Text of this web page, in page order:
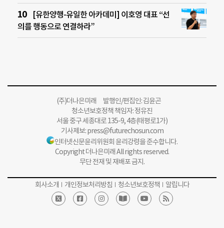
[유한양행-유일한 아카데미] 이호영 대표 “선
의를 행동으로 연결하라”
(주)더나은미래 발행인/편집인: 김윤곤
청소년보호정책 책임자: 정유진
서울 중구 세종대로 135-9, 4층(태평로1가)
기사제보:press@futurechosun.com
인터넷신문윤리위원회 윤리강령을 준수합니다.
Copyright 더나은미래 All rights reserved.
무단 전재 및 재배포 금지.
회사소개 개인정보처리방침 청소년보호정책 알립니다